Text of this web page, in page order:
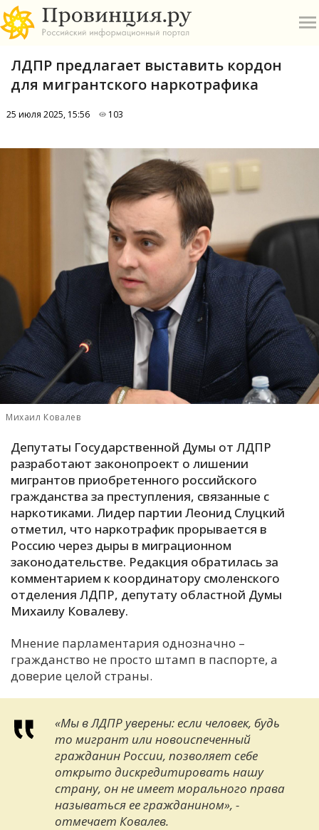
А
Б
В
Е
И
М
Н
О
Р
С
У
Х
Ч
ЛДПР предлагает выставить кордон
для мигрантского наркотрафика
25 июля 2025, 15:56 103
Михаил Ковалев
Депутаты Государственной Думы от ЛДПР
разработают законопроект о лишении
мигрантов приобретенного российского
гражданства за преступления, связанные с
наркотиками. Лидер партии Леонид Слуцкий
отметил, что наркотрафик прорывается в
Россию через дыры в миграционном
законодательстве. Редакция обратилась за
комментарием к координатору смоленского
отделения ЛДПР, депутату областной Думы
Михаилу Ковалеву.
Мнение парламентария однозначно –
гражданство не просто штамп в паспорте, а
доверие целой страны.
«Мы в ЛДПР уверены: если человек, будь
то мигрант или новоиспеченный
гражданин России, позволяет себе
открыто дискредитировать нашу
страну, он не имеет морального права
называться ее гражданином», -
отмечает Ковалев.